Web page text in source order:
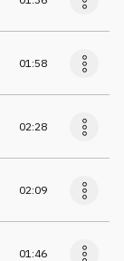
01:58
02:28
02:09
01:46